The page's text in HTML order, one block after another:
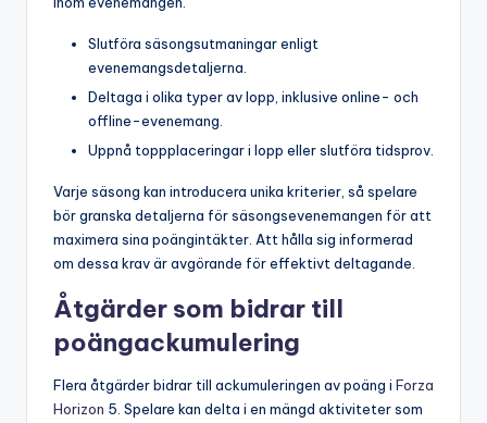
Slutföra säsongsutmaningar enligt
evenemangsdetaljerna.
Deltaga i olika typer av lopp, inklusive online- och
offline-evenemang.
Uppnå toppplaceringar i lopp eller slutföra tidsprov.
Varje säsong kan introducera unika kriterier, så spelare
bör granska detaljerna för säsongsevenemangen för att
maximera sina poängintäkter. Att hålla sig informerad
om dessa krav är avgörande för effektivt deltagande.
Åtgärder som bidrar till
poängackumulering
Flera åtgärder bidrar till ackumuleringen av poäng i Forza
Horizon 5. Spelare kan delta i en mängd aktiviteter som